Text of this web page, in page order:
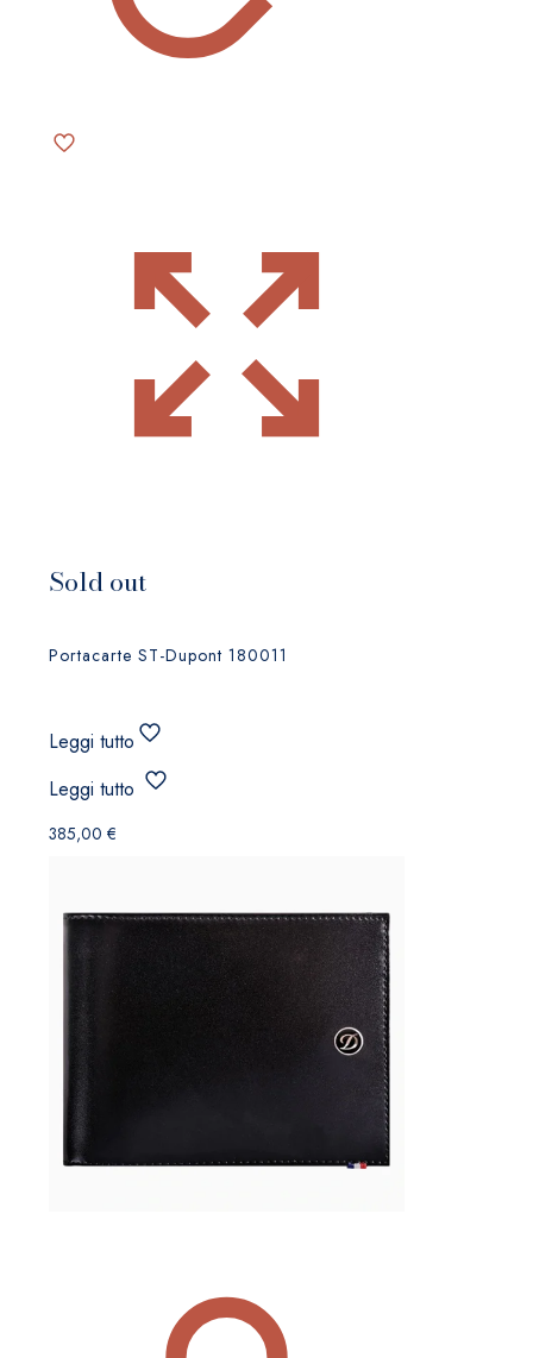
Sold out
Portacarte ST-Dupont 180011
Leggi tutto
Leggi tutto
385,00 €